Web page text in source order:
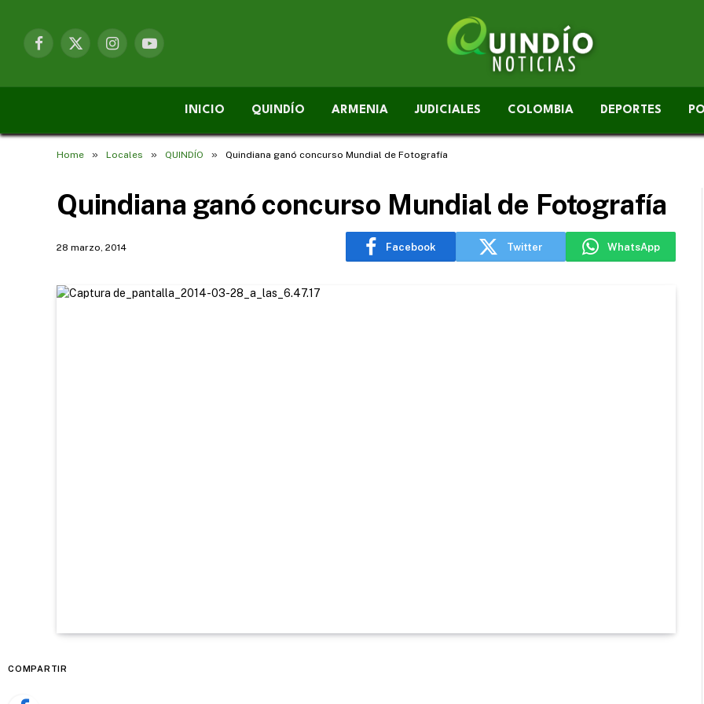
Facebook
X
InstagramYouTube
INICIO QUINDÍO ARMENIA JUDICIALES COLOMBIA DEPORTES
Home » Locales » QUINDÍO » Quindiana ganó concurso Mundial de Fotografía
Quindiana ganó concurso Mundial de Fotografía
28 marzo, 2014 Facebook Twitter WhatsApp
COMPARTIR